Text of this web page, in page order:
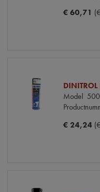
€ 60,71
DINITROL
Model
€ 24,24